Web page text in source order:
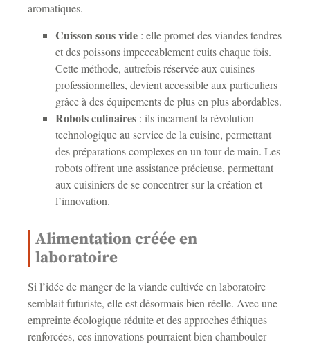
aromatiques.
Cuisson sous vide : elle promet des viandes tendres
et des poissons impeccablement cuits chaque fois.
Cette méthode, autrefois réservée aux cuisines
professionnelles, devient accessible aux particuliers
grâce à des équipements de plus en plus abordables.
Robots culinaires : ils incarnent la révolution
technologique au service de la cuisine, permettant
des préparations complexes en un tour de main. Les
robots offrent une assistance précieuse, permettant
aux cuisiniers de se concentrer sur la création et
l’innovation.
Alimentation créée en
laboratoire
Si l’idée de manger de la viande cultivée en laboratoire
semblait futuriste, elle est désormais bien réelle. Avec une
empreinte écologique réduite et des approches éthiques
renforcées, ces innovations pourraient bien chambouler